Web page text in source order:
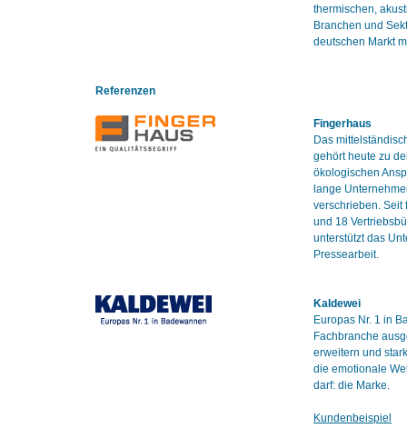
thermischen,
Branchen und
deutschen Markt
Referenzen
Fingerhaus
Das
gehört heute zu
ökologischen
lange
verschrieben. Seit
und 18
unterstützt das
Pressearbeit.
Kaldewei
Europas Nr. 1 in
Fachbranche
erweitern und
die emotionale
darf: die Marke.
Kundenbeispiel